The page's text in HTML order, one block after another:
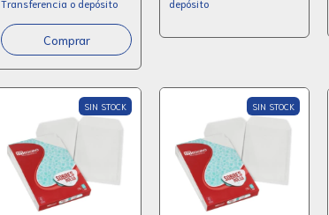
Transferencia o depósito
depósito
SIN STOCK SIN STOCK